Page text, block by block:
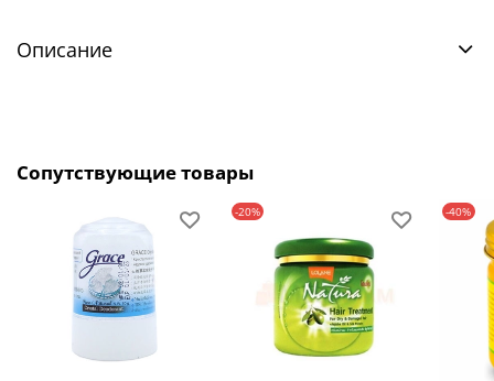
Описание
Сопутствующие товары
-20% -40%